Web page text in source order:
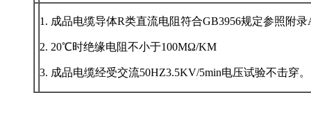
1. 成品电缆导体R类直流电阻符合GB3956规定参照附录A
2. 20℃时绝缘电阻不小于100MΩ/KM
3. 成品电缆经受交流50HZ3.5KV/5min电压试验不击穿。